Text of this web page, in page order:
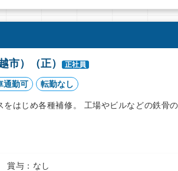
市）（正） 正社員
通勤可 転勤なし
はじめ各種補修。 工場やビルなどの鉄骨
賞与：なし